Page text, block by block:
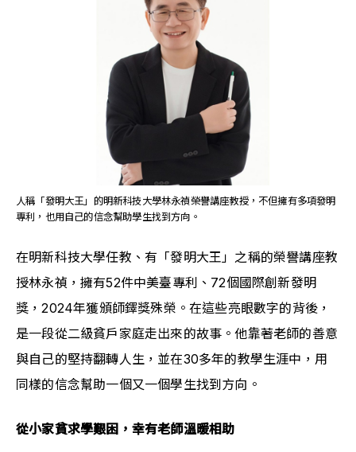
人稱「發明大王」的明新科技大學林永禎榮譽講座教授，不但擁有多項發明
專利，也用自己的信念幫助學生找到方向。
在明新科技大學任教、有「發明大王」之稱的榮譽講座教
授林永禎，擁有52件中美臺專利、72個國際創新發明
獎，2024年獲頒師鐸獎殊榮。在這些亮眼數字的背後，
是一段從二級貧戶家庭走出來的故事。他靠著老師的善意
與自己的堅持翻轉人生，並在30多年的教學生涯中，用
同樣的信念幫助一個又一個學生找到方向。
從小家貧求學艱困，幸有老師溫暖相助